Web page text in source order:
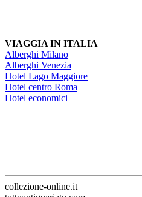
VIAGGIA IN ITALIA
Alberghi Milano
Alberghi Venezia
Hotel Lago Maggiore
Hotel centro Roma
Hotel economici
collezione-online.it